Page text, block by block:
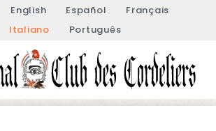
English Español
Français
Italiano
Português